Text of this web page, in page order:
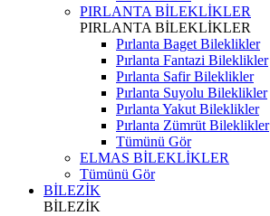
PIRLANTA BİLEKLİKLER
PIRLANTA BİLEKLİKLER
Pırlanta Baget Bileklikler
Pırlanta Fantazi Bileklikler
Pırlanta Safir Bileklikler
Pırlanta Suyolu Bileklikler
Pırlanta Yakut Bileklikler
Pırlanta Zümrüt Bileklikler
Tümünü Gör
ELMAS BİLEKLİKLER
Tümünü Gör
BİLEZİK
BİLEZİK